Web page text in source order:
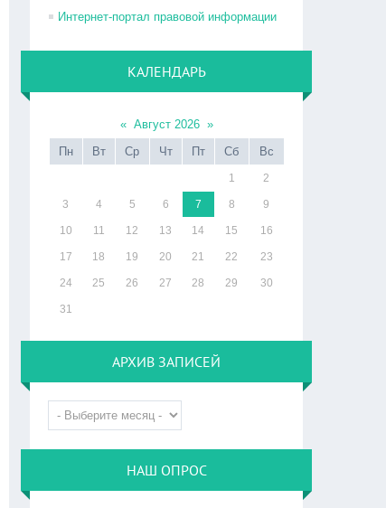
Интернет-портал правовой информации
КАЛЕНДАРЬ
« Август 2026 »
Пн
Вт Ср Чт Пт Сб Вс
1 2
3 4 5 6 7 8 9
10 11 12 13 14 15 16
17 18 19 20 21 22 23
24 25 26 27 28 29 30
31
АРХИВ ЗАПИСЕЙ
НАШ ОПРОС